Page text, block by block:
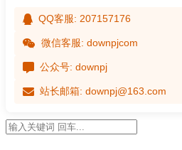
QQ客服: 207157176
微信客服: downpjcom
公众号: downpj
站长邮箱: downpj@163.com